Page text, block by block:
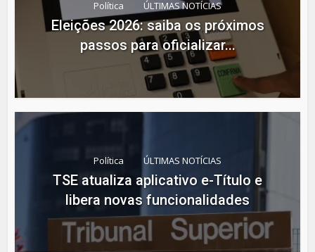
Política ÚLTIMAS NOTÍCIAS
Eleições 2026: saiba os próximos
passos para oficializar...
Política ÚLTIMAS NOTÍCIAS
TSE atualiza aplicativo e-Título e
libera novas funcionalidades